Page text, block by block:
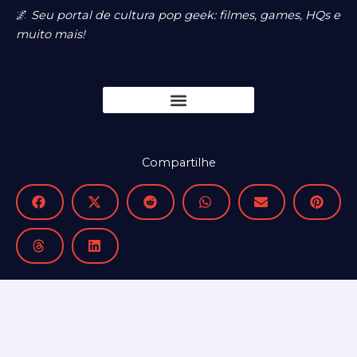
🌌 Seu portal de cultura pop geek: filmes, games, HQs e
muito mais!
Compartilhe